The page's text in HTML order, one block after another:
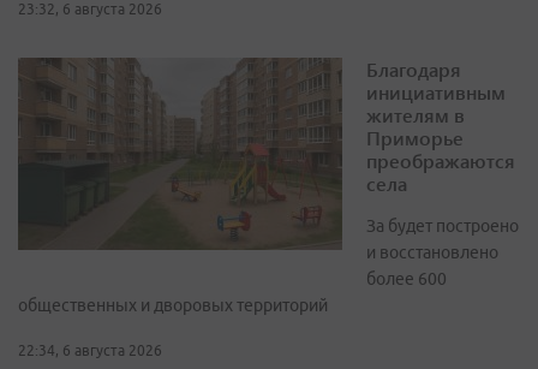
23:32, 6 августа 2026
Благодаря
инициативным
жителям в
Приморье
преображаются
села
За будет построено
и восстановлено
более 600
общественных и дворовых территорий
22:34, 6 августа 2026